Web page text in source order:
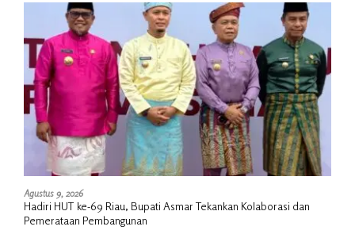
Agustus 9, 2026
Hadiri HUT ke-69 Riau, Bupati Asmar Tekankan Kolaborasi dan
Pemerataan Pembangunan